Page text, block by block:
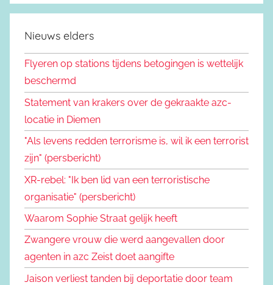
Nieuws elders
Flyeren op stations tijdens betogingen is wettelijk
beschermd
Statement van krakers over de gekraakte azc-
locatie in Diemen
"Als levens redden terrorisme is, wil ik een terrorist
zijn" (persbericht)
XR-rebel: "Ik ben lid van een terroristische
organisatie" (persbericht)
Waarom Sophie Straat gelijk heeft
Zwangere vrouw die werd aangevallen door
agenten in azc Zeist doet aangifte
Jaison verliest tanden bij deportatie door team